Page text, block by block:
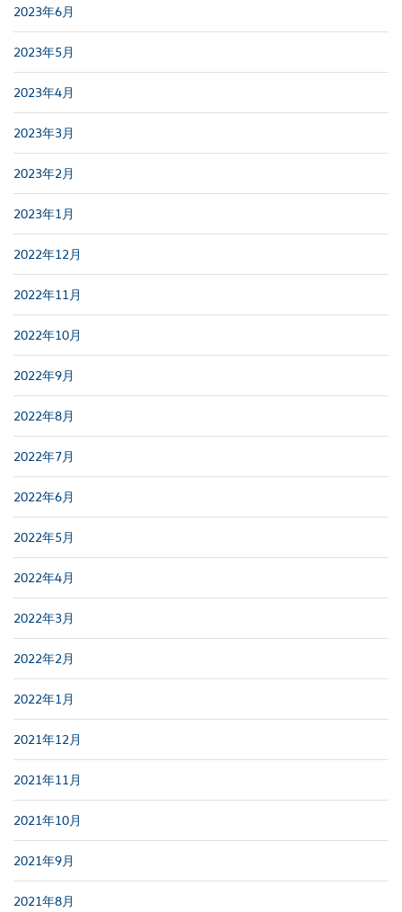
2023年6月
2023年5月
2023年4月
2023年3月
2023年2月
2023年1月
2022年12月
2022年11月
2022年10月
2022年9月
2022年8月
2022年7月
2022年6月
2022年5月
2022年4月
2022年3月
2022年2月
2022年1月
2021年12月
2021年11月
2021年10月
2021年9月
2021年8月